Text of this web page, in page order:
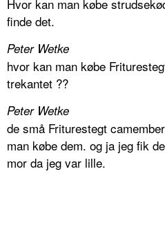
Hvor kan man købe
finde det.
Peter Wetke
hvor kan man købe
trekantet ??
Peter Wetke
de små Friturestegt
man købe dem. og ja jeg fik
mor da jeg var lille.